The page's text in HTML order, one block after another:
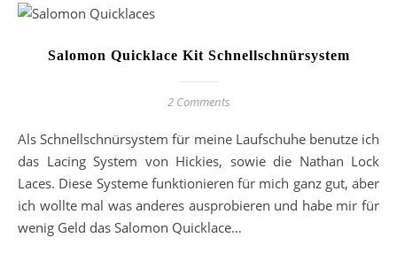
Salomon Quicklace Kit Schnellschnürsystem
2 Comments
Als Schnellschnürsystem für meine Laufschuhe benutze ich
das Lacing System von Hickies, sowie die Nathan Lock
Laces. Diese Systeme funktionieren für mich ganz gut, aber
ich wollte mal was anderes ausprobieren und habe mir für
wenig Geld das Salomon Quicklace…